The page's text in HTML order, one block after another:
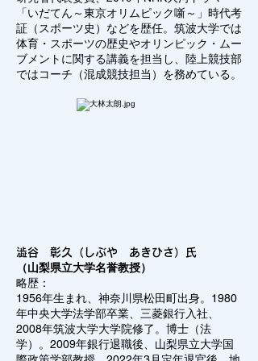
「いだてん～東京オリムピック噺～」時代考
証（スポーツ史）などを歴任。筑波大学では
体育・スポーツの歴史やオリンピック・ムー
ブメントに関する講義を担当し、陸上競技部
ではコーチ（混成競技担当）を務めている。
澁谷 彰久（しぶや あきひさ）氏
（山梨県立大学名誉教授）
略歴：
1956年生まれ、神奈川県松田町出身。1980
年中央大学法学部卒業、三菱銀行入社、
2008年筑波大学大学院修了。博士（法
学）。2009年銀行退職後、山梨県立大学国